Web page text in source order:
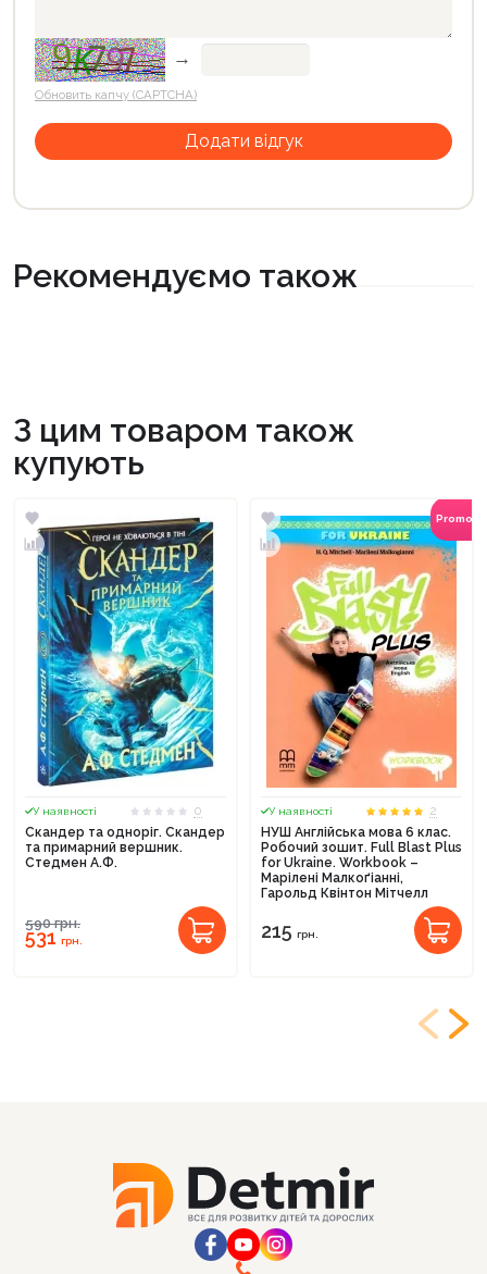
→
Обновить капчу (CAPTCHA)
Рекомендуємо також
З цим товаром також
купують
У наявності
0
Скандер та одноріг. Скандер
та примарний вершник.
Стедмен А.Ф.
590грн.
531грн.
У наявності
2
НУШ Англійська мова 6 клас.
Робочий зошит. Full Blast Plus
for Ukraine. Workbook –
Марілені Малкоґіанні,
Гарольд Квінтон Мітчелл
215 грн.